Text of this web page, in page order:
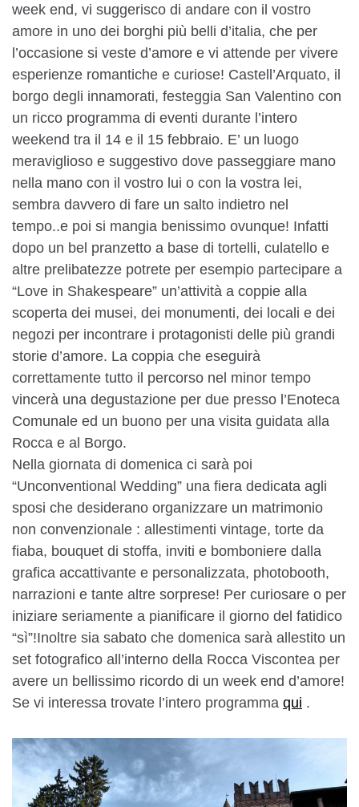
week end, vi suggerisco di andare con il vostro
amore in uno dei borghi più belli d’italia, che per
l’occasione si veste d’amore e vi attende per vivere
esperienze romantiche e curiose! Castell’Arquato, il
borgo degli innamorati, festeggia San Valentino con
un ricco programma di eventi durante l’intero
weekend tra il 14 e il 15 febbraio. E’ un luogo
meraviglioso e suggestivo dove passeggiare mano
nella mano con il vostro lui o con la vostra lei,
sembra davvero di fare un salto indietro nel
tempo..e poi si mangia benissimo ovunque! Infatti
dopo un bel pranzetto a base di tortelli, culatello e
altre prelibatezze potrete per esempio partecipare a
“Love in Shakespeare” un’attività a coppie alla
scoperta dei musei, dei monumenti, dei locali e dei
negozi per incontrare i protagonisti delle più grandi
storie d’amore. La coppia che eseguirà
correttamente tutto il percorso nel minor tempo
vincerà una degustazione per due presso l’Enoteca
Comunale ed un buono per una visita guidata alla
Rocca e al Borgo.
Nella giornata di domenica ci sarà poi
“Unconventional Wedding” una fiera dedicata agli
sposi che desiderano organizzare un matrimonio
non convenzionale : allestimenti vintage, torte da
fiaba, bouquet di stoffa, inviti e bomboniere dalla
grafica accattivante e personalizzata, photobooth,
narrazioni e tante altre sorprese! Per curiosare o per
iniziare seriamente a pianificare il giorno del fatidico
“sì”!Inoltre sia sabato che domenica sarà allestito un
set fotografico all’interno della Rocca Viscontea per
avere un bellissimo ricordo di un week end d’amore!
Se vi interessa trovate l’intero programma qui .